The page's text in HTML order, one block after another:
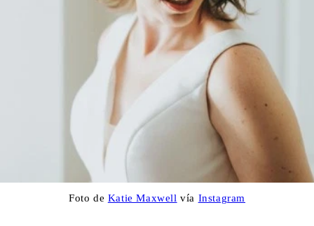
Foto de Katie Maxwell vía Instagram